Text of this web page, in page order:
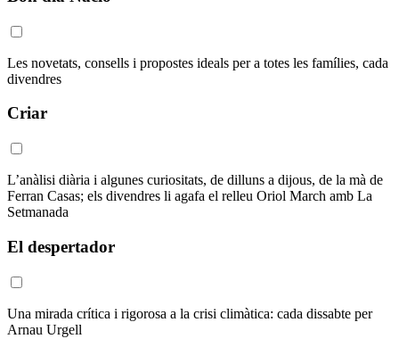
Les novetats, consells i propostes ideals per a totes les famílies, cada
divendres
Criar
L’anàlisi diària i algunes curiositats, de dilluns a dijous, de la mà de
Ferran Casas; els divendres li agafa el relleu Oriol March amb La
Setmanada
El despertador
Una mirada crítica i rigorosa a la crisi climàtica: cada dissabte per
Arnau Urgell